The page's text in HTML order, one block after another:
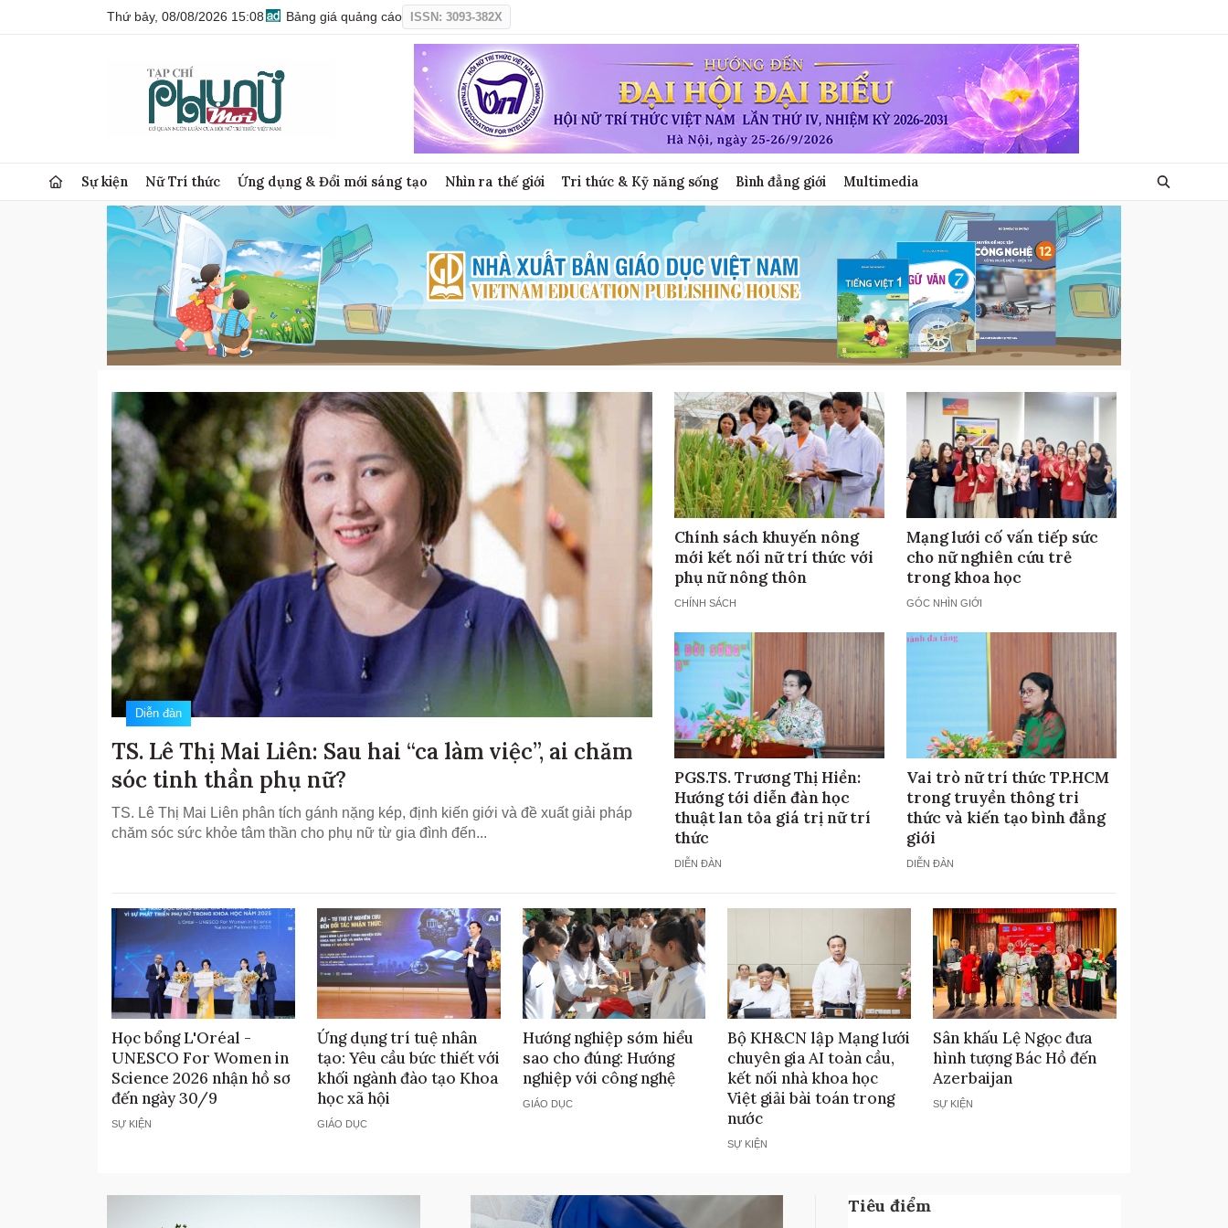
Thứ bảy, 08/08/2026 15:08 Bảng giá quảng cáo ISSN: 3093-382X
Sự kiện Nữ Trí thức Ứng dụng & Đổi mới sáng tạo Nhìn ra thế giới Tri thức & Kỹ năng sống Bình đẳng giới Multimedia
Diễn đàn
TS. Lê Thị Mai Liên: Sau hai “ca làm việc”, ai chăm
sóc tinh thần phụ nữ?
TS. Lê Thị Mai Liên phân tích gánh nặng kép, định kiến giới và đề xuất giải pháp
chăm sóc sức khỏe tâm thần cho phụ nữ từ gia đình đến...
Chính sách khuyến nông
mới kết nối nữ trí thức với
phụ nữ nông thôn
CHÍNH SÁCH
Mạng lưới cố vấn tiếp sức
cho nữ nghiên cứu trẻ
trong khoa học
GÓC NHÌN GIỚI
PGS.TS. Trương Thị Hiền:
Hướng tới diễn đàn học
thuật lan tỏa giá trị nữ trí
thức
DIỄN ĐÀN
Vai trò nữ trí thức TP.HCM
trong truyền thông tri
thức và kiến tạo bình đẳng
giới
DIỄN ĐÀN
Học bổng L'Oréal -
UNESCO For Women in
Science 2026 nhận hồ sơ
đến ngày 30/9
SỰ KIỆN
Ứng dụng trí tuệ nhân
tạo: Yêu cầu bức thiết với
khối ngành đào tạo Khoa
học xã hội
GIÁO DỤC
Hướng nghiệp sớm hiểu
sao cho đúng: Hướng
nghiệp với công nghệ
GIÁO DỤC
Bộ KH&CN lập Mạng lưới
chuyên gia AI toàn cầu,
kết nối nhà khoa học
Việt giải bài toán trong
nước
SỰ KIỆN
Sân khấu Lệ Ngọc đưa
hình tượng Bác Hồ đến
Azerbaijan
SỰ KIỆN
Tiêu điểm